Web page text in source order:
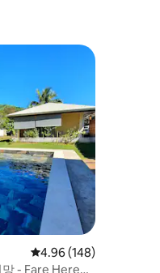
평점 4.96점(5점 만점),
4.96 (148)
- Fare Here